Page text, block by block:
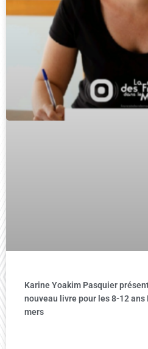
Karine Yoakim Pasquier
nouveau livre pour les 8-12 ans
mers